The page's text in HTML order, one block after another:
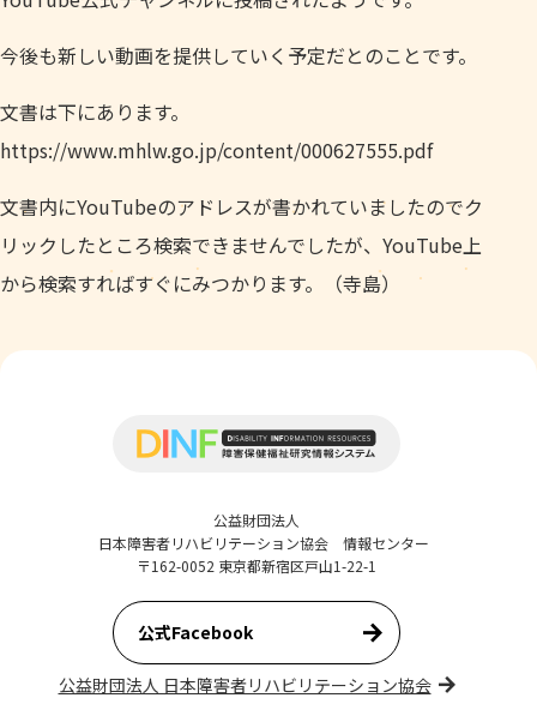
今後も新しい動画を提供していく予定だとのことです。
文書は下にあります。
https://www.mhlw.go.jp/content/000627555.pdf
文書内にYouTubeのアドレスが書かれていましたのでク
リックしたところ検索できませんでしたが、YouTube上
から検索すればすぐにみつかります。（寺島）
公益財団法人
日本障害者リハビリテーション協会 情報センター
〒162-0052 東京都新宿区戸山1-22-1
公式Facebook
公益財団法人 日本障害者リハビリテーション協会